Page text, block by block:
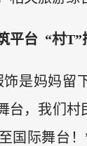
平台 “村T”
饰是妈妈留
台，我们村
国际舞台